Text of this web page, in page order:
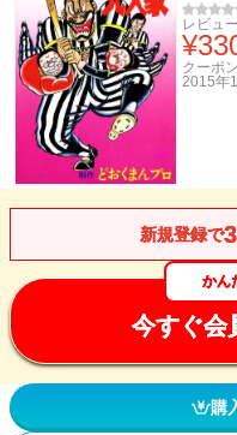
レビュ
¥
クーポ
2015年
新規登録で
かん
今すぐ会
購